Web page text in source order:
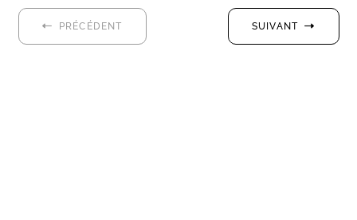
PRÉCÉDENT SUIVANT